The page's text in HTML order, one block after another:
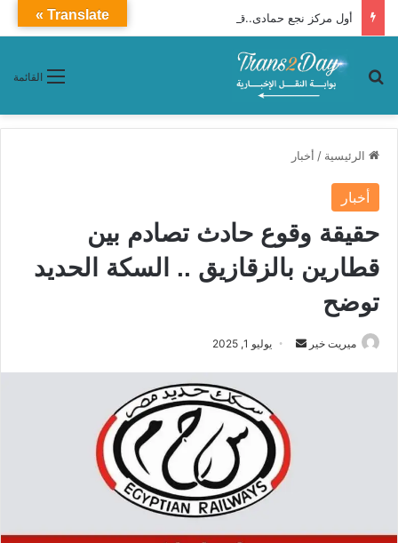
أول مركز نجع حمادى..قطار 2010 VIP ـ Premium محافظات «القاهرة ـ أسوان»
القائمة بحث عن
الرئيسية / أخبار
أخبار
حقيقة وقوع حادث تصادم بين
قطارين بالزقازيق .. السكة الحديد
توضح
ميريت خير
ر
إ
يوليو 1, 2025
Translate »